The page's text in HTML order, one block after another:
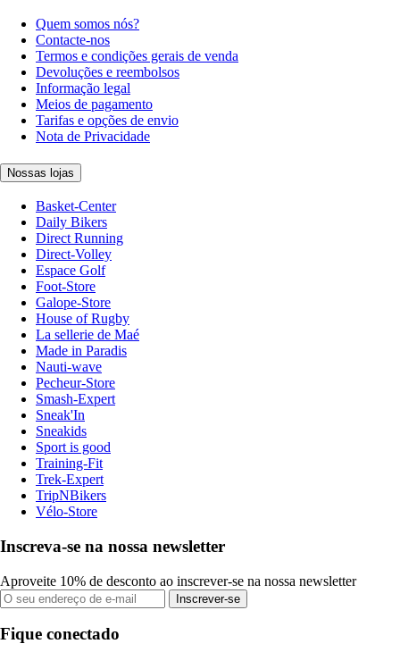
Quem somos nós?
Contacte-nos
Termos e condições gerais de venda
Devoluções e reembolsos
Informação legal
Meios de pagamento
Tarifas e opções de envio
Nota de Privacidade
Nossas lojas
Basket-Center
Daily Bikers
Direct Running
Direct-Volley
Espace Golf
Foot-Store
Galope-Store
House of Rugby
La sellerie de Maé
Made in Paradis
Nauti-wave
Pecheur-Store
Smash-Expert
Sneak'In
Sneakids
Sport is good
Training-Fit
Trek-Expert
TripNBikers
Vélo-Store
Inscreva-se na nossa newsletter
Aproveite 10% de desconto ao inscrever-se na nossa newsletter
Inscrever-se
Fique conectado